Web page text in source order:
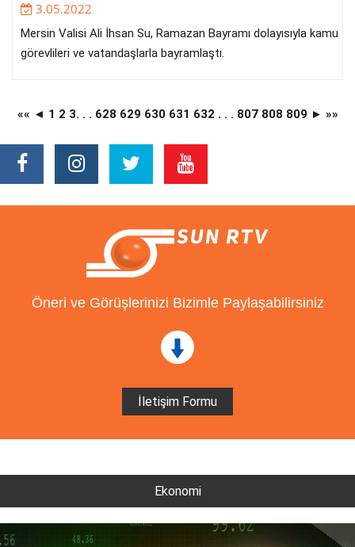
3.05.2022
Mersin Valisi Ali İhsan Su, Ramazan Bayramı dolayısıyla kamu
görevlileri ve vatandaşlarla bayramlaştı.
«« ◄ 1 2 3. . . 628 629 630 631 632 . . . 807 808 809 ► »»
Öneri ve Görüşlerinizi Bizimle Paylaşabilirsiniz
İletişim Formu
Ekonomi